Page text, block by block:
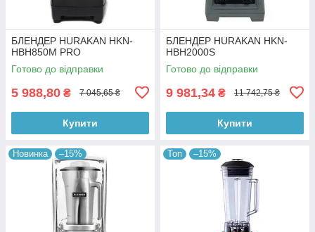
БЛЕНДЕР HURAKAN HKN-
HBH850M PRO
Готово до відправки
5 988,80 ₴ 7 045,65 ₴
Купити
БЛЕНДЕР HURAKAN HKN-
HBH2000S
Готово до відправки
9 981,34 ₴ 11 742,75 ₴
Купити
Новинка –15% Топ –15%